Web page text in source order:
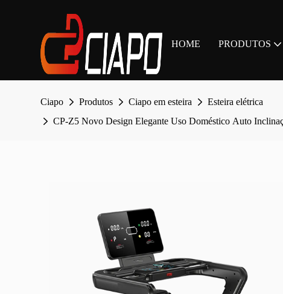
HOME PRODUTOS
Ciapo Produtos Ciapo em esteira
Esteira elétrica
CP-Z5 Novo Design Elegante Uso Doméstico Auto